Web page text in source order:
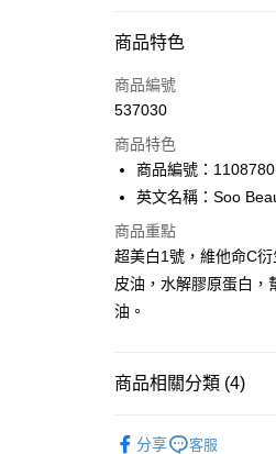
付款方式
信用卡
AlipayHK
PayMe
WeChat Pay
BoC Pay
順豐自助櫃 - 確認發貨
商品特色
商品編號
537030
商品特色
商品編號：
英文名稱：Soo
商品重點
超美白1號，維他命C
皮油，水解膠原蛋白，
油。
商品相關分類 (4)
分享 客服